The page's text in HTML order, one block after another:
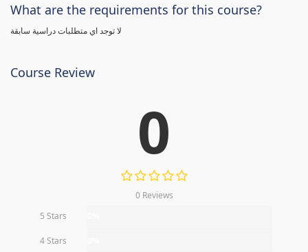
What are the requirements for this course?
لا توجد اي متطلبات دراسية سابقة
Course Review
0
0 Reviews
5 Stars
4 Stars